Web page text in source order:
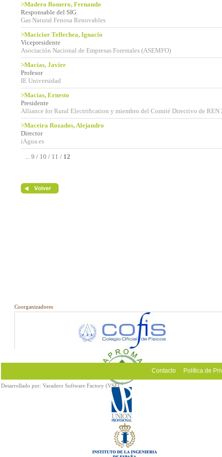
>Madero Romero, Fernando
Responsable del SIG
Gas Natural Fenosa Renovables
>Macicior Tellechea, Ignacio
Vicepresidente
Asociación Nacional de Empresas Forestales (ASEMFO)
>Macías, Javier
Profesor
IE Universidad
>Macías, Ernesto
Presidente
Alliance for Rural Electrification y miembro del Comité Directivo de REN
>Maceira Rozados, Alejandro
Director
iAgua.es
... 9 / 10 / 11 / 12
Coorganizadores
Contacto Política de
Desarrollado por: Varadero Software Factory (VSF)